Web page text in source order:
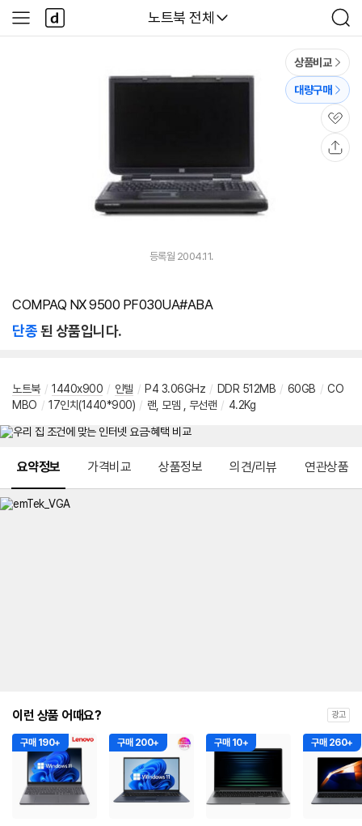
다나와
노트북 전체
검
색
사
이
다
나
와
상품비교
대량구매
관
심
등록월 2004.11.
COMPAQ NX 9500 PF030UA#ABA
단종된 상품입니다.
노트북 / 1440x900 / 인텔 / P4 3.06GHz / DDR 512MB / 60GB / CO
MBO / 17인치(1440*900) / 랜, 모뎀 , 무선랜 / 4.2Kg
요약정보 가격비교 상품정보 의견/리뷰 연관상품
이런 상품 어때요? 광고
구매 190+ 구매 200+ 구매 10+ 구매 260+